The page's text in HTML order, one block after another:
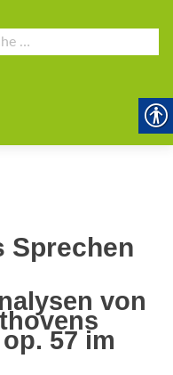
Sprechen
von
57 im